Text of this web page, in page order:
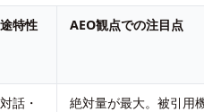
特性 AEO観点での注目点
話・
絶対量が最大。被引用